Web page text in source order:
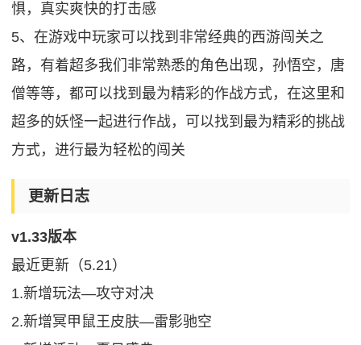
惧，真实爽快的打击感
5、在游戏中玩家可以找到非常经典的西游闯关之
路，有着超多我们非常熟悉的角色出现，孙悟空，唐
僧等等，都可以找到最为精彩的作战方式，在这里和
超多的妖怪一起进行作战，可以找到最为精彩的挑战
方式，进行最为轻松的闯关
更新日志
v1.33版本
最近更新（5.21）
1.新增玩法—攻守对决
2.新增冥甲鼠王皮肤—雷影驰空